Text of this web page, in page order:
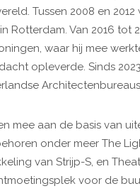
Tussen 2008 en
Rotterdam. Van 2016 tot
waar hij mee
opleverde. Sinds
mee aan de basis van
onder meer The
van Strijp-S, en
voor de